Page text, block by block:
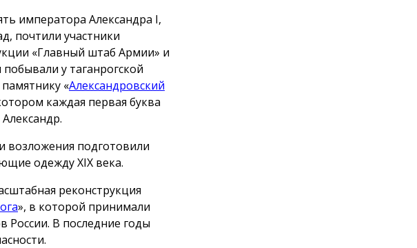
императора Александра I,
почтили участники
«Главный штаб Армии» и
у таганрогской
«Александровский
каждая первая буква
возложения подготовили
одежду ХIX века.
реконструкция
», в которой принимали
России. В последние годы